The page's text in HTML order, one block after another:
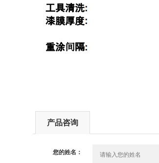
产品咨询
您的姓名：